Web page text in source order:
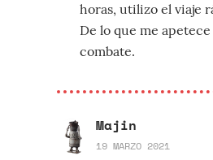
horas, utilizo el viaje
De lo que me
combate.
Majin
19 MARZO 2021